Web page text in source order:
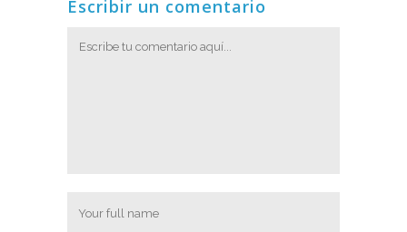
Escribir un comentario